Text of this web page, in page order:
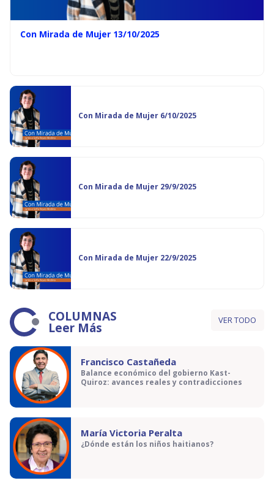
Con Mirada de Mujer 13/10/2025
Con Mirada de Mujer 6/10/2025
Con Mirada de Mujer 29/9/2025
Con Mirada de Mujer 22/9/2025
COLUMNAS
Leer Más VER TODO
Francisco Castañeda
Balance económico del gobierno Kast-
Quiroz: avances reales y contradicciones
María Victoria Peralta
¿Dónde están los niños haitianos?